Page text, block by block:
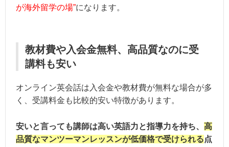
が海外留学の場”になります。
教材費や入会金無料、高品質なのに受
講料も安い
オンライン英会話は入会金や教材費が無料な場合が多
く、受講料金も比較的安い特徴があります。
安いと言っても講師は高い英語力と指導力を持ち、 高
品質なマンツーマンレッスンが低価格で受けられる点